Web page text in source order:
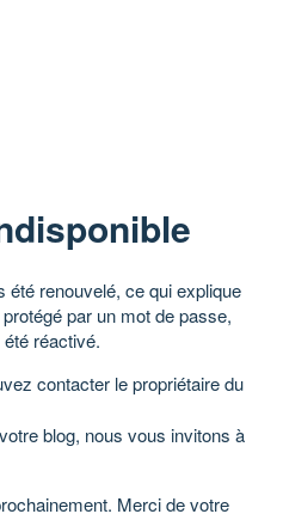
été renouvelé, ce qui explique
par un mot de passe,
réactivé.
contacter le propriétaire du
blog, nous vous invitons à
Merci de votre